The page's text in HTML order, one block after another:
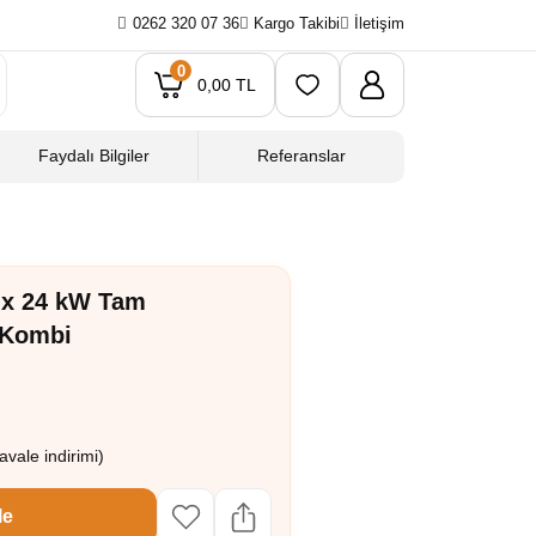
0262 320 07 36 Kargo Takibi İletişim
0
0,00 TL
Faydalı Bilgiler Referanslar
24 kW Tam
indirimi)